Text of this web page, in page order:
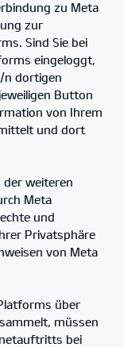
zu Meta
zur
Sind Sie bei
eingeloggt,
n dortigen
Button
von Ihrem
und dort
der weiteren
Meta
und
Privatsphäre
von Meta
über
müssen
bei